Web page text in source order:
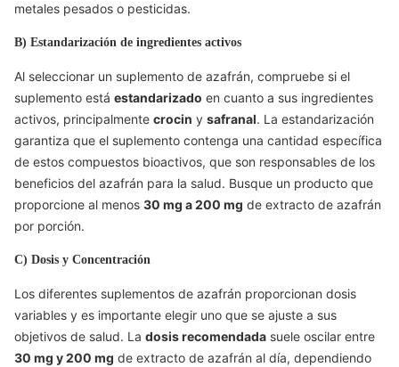
metales pesados o pesticidas.
B) Estandarización de ingredientes activos
Al seleccionar un suplemento de azafrán, compruebe si el
suplemento está estandarizado en cuanto a sus ingredientes
activos, principalmente crocin y safranal. La estandarización
garantiza que el suplemento contenga una cantidad específica
de estos compuestos bioactivos, que son responsables de los
beneficios del azafrán para la salud. Busque un producto que
proporcione al menos 30 mg a 200 mg de extracto de azafrán
por porción.
C) Dosis y Concentración
Los diferentes suplementos de azafrán proporcionan dosis
variables y es importante elegir uno que se ajuste a sus
objetivos de salud. La dosis recomendada suele oscilar entre
30 mg y 200 mg de extracto de azafrán al día, dependiendo